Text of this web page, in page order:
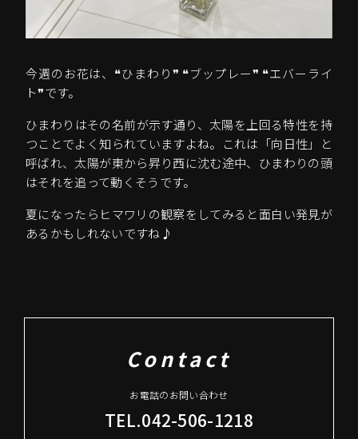
今週のお花は、❝ひまわり❞ ❝ブップレー❞ ❝エバーライ
ト❞です。
ひまわりはその名前が示す通り、太陽を上回る特性を持
つことでよく知られていますよね。これは「向日性」と
呼ばれ、太陽が東から昇り西に沈む途中、ひまわりの頭
はそれを追って動くそうです。
夏になったらヒマワリの観察をしてみると面白い発見が
あるかもしれないですね♪
Contact
お電話のお問い合わせ
TEL.042-506-1218